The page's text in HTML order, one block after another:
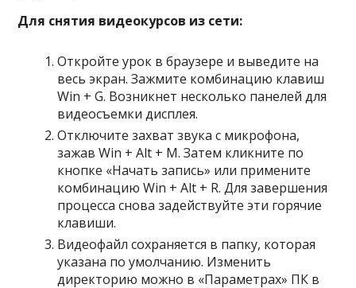
Для снятия видеокурсов из сети:
Откройте урок в браузере и выведите на
весь экран. Зажмите комбинацию клавиш
Win + G. Возникнет несколько панелей для
видеосъемки дисплея.
Отключите захват звука с микрофона,
зажав Win + Alt + M. Затем кликните по
кнопке «Начать запись» или примените
комбинацию Win + Alt + R. Для завершения
процесса снова задействуйте эти горячие
клавиши.
Видеофайл сохраняется в папку, которая
указана по умолчанию. Изменить
директорию можно в «Параметрах» ПК в